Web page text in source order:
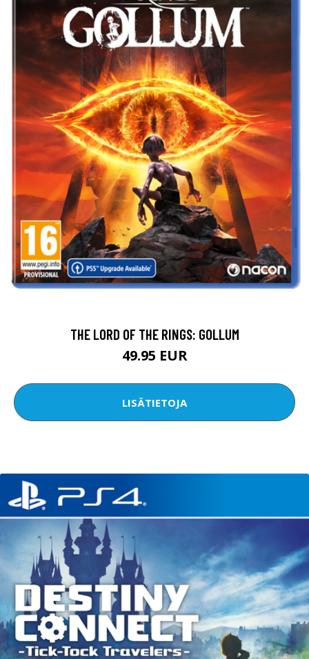
THE LORD OF THE RINGS: GOLLUM
49.95 EUR
LISÄTIETOJA